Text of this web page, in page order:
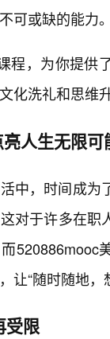
可或缺的能力
程，为你提供
化洗礼和思维
人生无限可
中，时间成为
对于许多在
520886mooc
让“随时随地
受限